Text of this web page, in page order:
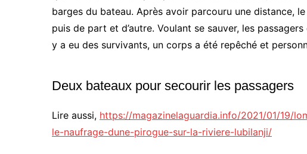
barges du bateau. Après avoir parcouru une distance,
puis de part et d’autre. Voulant se sauver, les
y a eu des survivants, un corps a été repêché et
Deux bateaux pour secourir les passagers
Lire aussi, https://magazinelaguardia.info/2021/01/19/
le-naufrage-dune-pirogue-sur-la-riviere-lubilanji/